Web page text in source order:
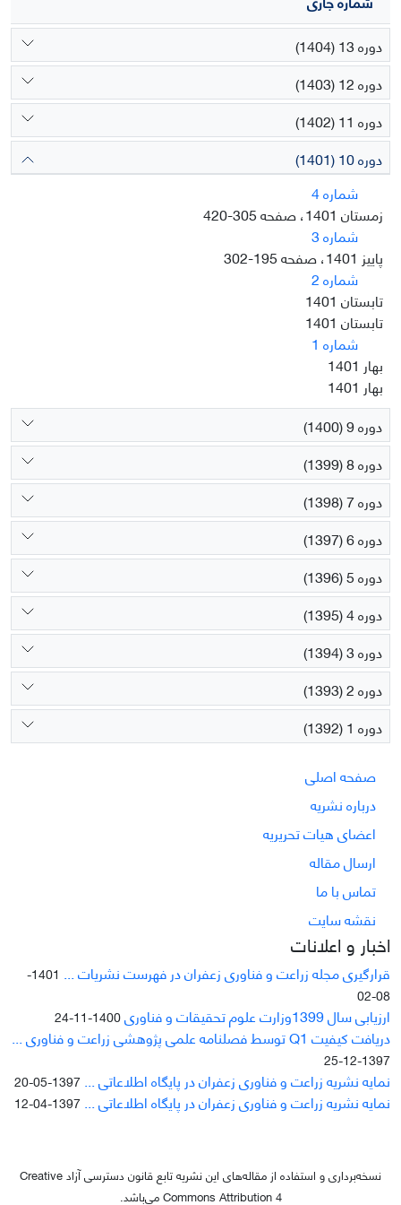
دوره 13 (1404)
دوره 12 (1403)
دوره 11 (1402)
دوره 10 (1401)
شماره 4
زمستان 1401، صفحه 305-420
شماره 3
پاییز 1401، صفحه 195-302
شماره 2
تابستان 1401
تابستان 1401
شماره 1
بهار 1401
بهار 1401
دوره 9 (1400)
دوره 8 (1399)
دوره 7 (1398)
دوره 6 (1397)
دوره 5 (1396)
دوره 4 (1395)
دوره 3 (1394)
دوره 2 (1393)
دوره 1 (1392)
صفحه اصلی
درباره نشریه
اعضای هیات تحریریه
ارسال مقاله
تماس با ما
نقشه سایت
اخبار و اعلانات
قرارگیری مجله زراعت و فناوری زعفران در فهرست نشریات ...
1401-
08-02
ارزیابی سال 1399وزارت علوم تحقیقات و فناوری 1400-11-24
دریافت کیفیت Q1 توسط فصلنامه علمی پژوهشی زراعت و فناوری ...
1397-12-25
نمایه نشریه زراعت و فناوری زعفران در پایگاه اطلاعاتی ... 1397-05-20
نمایه نشریه زراعت و فناوری زعفران در پایگاه اطلاعاتی ... 1397-04-12
نسخه‌برداری و استفاده از مقاله‌های این نشریه تابع قانون دسترسی آزاد Creative
Commons Attribution 4 می‌باشد.